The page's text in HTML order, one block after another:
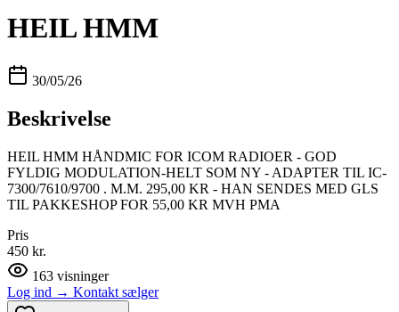
HEIL HMM
30/05/26
Beskrivelse
HEIL HMM HÅNDMIC FOR ICOM RADIOER - GOD
FYLDIG MODULATION-HELT SOM NY - ADAPTER TIL IC-
7300/7610/9700 . M.M. 295,00 KR - HAN SENDES MED GLS
TIL PAKKESHOP FOR 55,00 KR MVH PMA
Pris
450 kr.
163 visninger
Log ind → Kontakt sælger